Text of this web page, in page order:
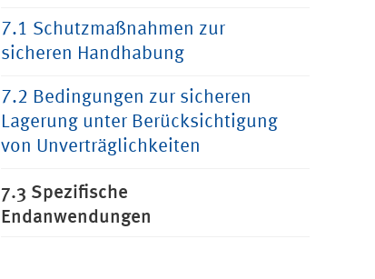
7.1 Schutzmaßnahmen zur
sicheren Handhabung
7.2 Bedingungen zur sicheren
Lagerung unter Berücksichtigung
von Unverträglichkeiten
7.3 Spezifische
Endanwendungen